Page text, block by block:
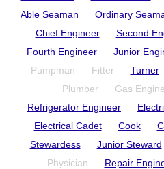
Able Seaman
Ordinary
Chief Engineer
Second
Fourth Engineer
Junior
Pumpman
Fitter Turner
Plumber
Gas
Refrigerator Engineer
Electrical Cadet
Cook
Stewardess
Junior Steward
Physician
Repair